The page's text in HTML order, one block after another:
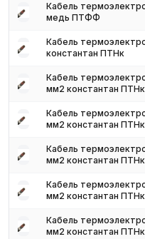
Кабель
медь ПТФФ
Кабель
константан ПТНк
Кабель
мм2 константан ПТНк
Кабель
мм2 константан ПТНк
Кабель
мм2 константан ПТНк
Кабель
мм2 константан ПТНк
Кабель
мм2 константан